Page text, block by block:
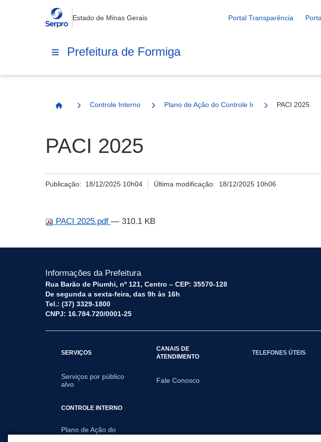
Estado de Minas Gerais Portal Transparência
Prefeitura de Formiga
Página Inicial
Controle Interno Plano de Ação do Controle Interno (PACI)PACI 2025
PACI 2025
Publicação: 18/12/2025 10h04 Última modificação: 18/12/2025 10h06
PACI 2025.pdf — 310.1 KB
Informações da Prefeitura
Rua Barão de Piumhi, nº 121, Centro – CEP: 35570-128
De segunda a sexta-feira, das 9h às 16h
Tel.: (37) 3329-1800
CNPJ: 16.784.720/0001-25
SERVIÇOS
Serviços por público
alvo
CANAIS DE
ATENDIMENTO
Fale Conosco
TELEFONES ÚTEIS
CONTROLE INTERNO
Plano de Ação do